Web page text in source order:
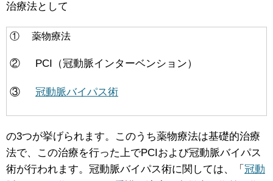
治療法として
① 薬物療法
② PCI（冠動脈インターベンション）
③ 冠動脈バイパス術
の3つが挙げられます。このうち薬物療法は基礎的治療
法で、この治療を行った上でPCIおよび冠動脈バイパス
術が行われます。冠動脈バイパス術に関しては、「 冠動